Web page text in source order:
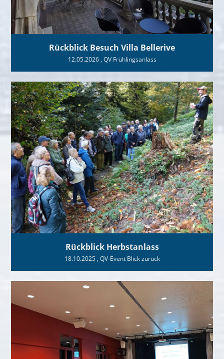
Rückblick Besuch Villa Bellerive
12.05.2026, QV Frühlingsanlass
Rückblick Herbstanlass
18.10.2025, QV-Event Blick zurück